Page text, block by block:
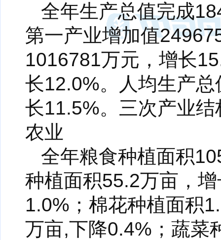
全年生产总值完成
第一产业增加值
1016781万元，增长
长12.0%。人均生产
长11.5%。三次
农业
全年粮食种植面积
种植面积55.2万亩，
1.0%；棉花种植面积
万亩,下降0.4%；蔬菜